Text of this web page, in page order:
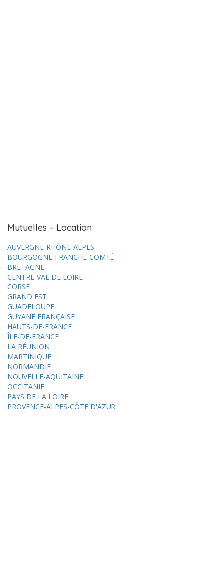
Mutuelles – Location
AUVERGNE-RHÔNE-ALPES
BOURGOGNE-FRANCHE-COMTÉ
BRETAGNE
CENTRE-VAL DE LOIRE
CORSE
GRAND EST
GUADELOUPE
GUYANE FRANÇAISE
HAUTS-DE-FRANCE
ÎLE-DE-FRANCE
LA RÉUNION
MARTINIQUE
NORMANDIE
NOUVELLE-AQUITAINE
OCCITANIE
PAYS DE LA LOIRE
PROVENCE-ALPES-CÔTE D'AZUR